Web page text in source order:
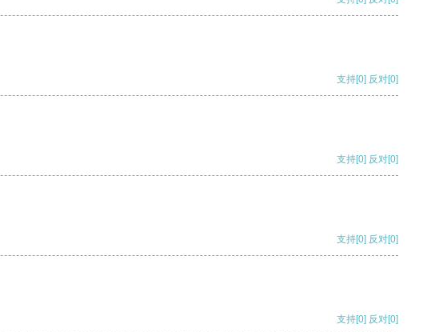
支持[0] 反对[0]
支持[0] 反对[0]
支持[0] 反对[0]
支持[0] 反对[0]